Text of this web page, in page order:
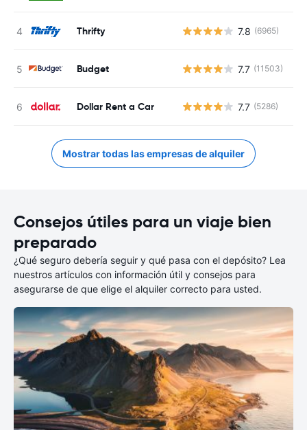
Thrifty 7.8 (6965)
Budget 7.7 (11503)
Dollar Rent a Car 7.7 (5286)
Mostrar todas las empresas de alquiler
Consejos útiles para un viaje bien
preparado
¿Qué seguro debería seguir y qué pasa con el depósito? Lea
nuestros artículos con información útil y consejos para
asegurarse de que elige el alquiler correcto para usted.